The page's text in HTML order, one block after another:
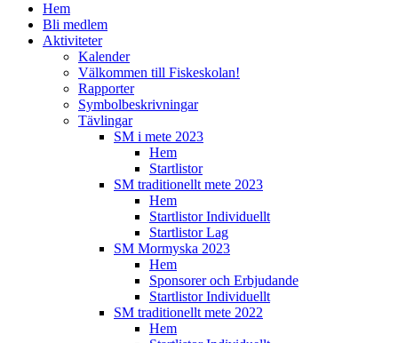
Hem
Bli medlem
Aktiviteter
Kalender
Välkommen till Fiskeskolan!
Rapporter
Symbolbeskrivningar
Tävlingar
SM i mete 2023
Hem
Startlistor
SM traditionellt mete 2023
Hem
Startlistor Individuellt
Startlistor Lag
SM Mormyska 2023
Hem
Sponsorer och Erbjudande
Startlistor Individuellt
SM traditionellt mete 2022
Hem